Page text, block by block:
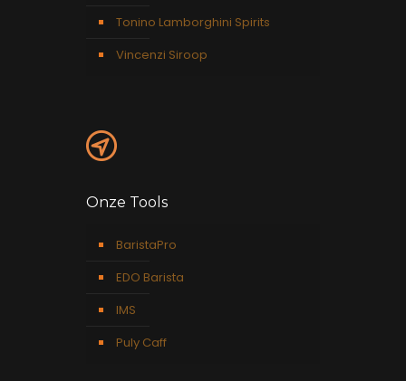
Tonino Lamborghini Spirits
Vincenzi Siroop
Onze Tools
BaristaPro
EDO Barista
IMS
Puly Caff